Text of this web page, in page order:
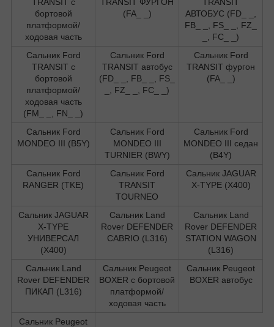
бортовой
платформой/
ходовая часть
(FA_ _)
АВТОБУС (FD_ _,
FB_ _, FS_ _, FZ_
_, FC_ _)
Сальник Ford
TRANSIT c
бортовой
платформой/
ходовая часть
(FM_ _, FN_ _)
Сальник Ford
TRANSIT автобус
(FD_ _, FB_ _, FS_
_, FZ_ _, FC_ _)
Сальник Ford
TRANSIT фургон
(FA_ _)
Сальник Ford
MONDEO III (B5Y)
Сальник Ford
MONDEO III
TURNIER (BWY)
Сальник Ford
MONDEO III седан
(B4Y)
Сальник Ford
RANGER (TKE)
Сальник Ford
TRANSIT
TOURNEO
Сальник JAGUAR
X-TYPE (X400)
Сальник JAGUAR
X-TYPE
УНИВЕРСАЛ
(X400)
Сальник Land
Rover DEFENDER
CABRIO (L316)
Сальник Land
Rover DEFENDER
STATION WAGON
(L316)
Сальник Land
Rover DEFENDER
ПИКАП (L316)
Сальник Peugeot
BOXER c бортовой
платформой/
ходовая часть
Сальник Peugeot
BOXER автобус
Сальник Peugeot